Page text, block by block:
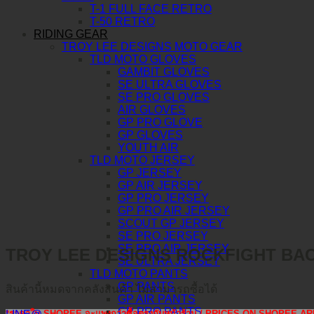
T-1 FULL FACE RETRO
T-50 RETRO
RIDING GEAR
TROY LEE DESIGNS MOTO GEAR
TLD MOTO GLOVES
GAMBIT GLOVES
SE ULTRA GLOVES
SE PRO GLOVES
AIR GLOVES
GP PRO GLOVE
GP GLOVES
YOUTH AIR
TLD MOTO JERSEY
GP JERSEY
GP AIR JERSEY
GP PRO JERSEY
GP PRO AIR JERSEY
SCOUT GP JERSEY
SE PRO JERSEY
SE PRO AIR JERSEY
SE ULTRA JERSEY
TLD MOTO PANTS
GP PANTS
GP AIR PANTS
GP PRO PANTS
TROY LEE DESIGNS ROCKFIGHT
สินค้านี้หมดจากคลังสินค้า ไม่สามารถซื้อได้